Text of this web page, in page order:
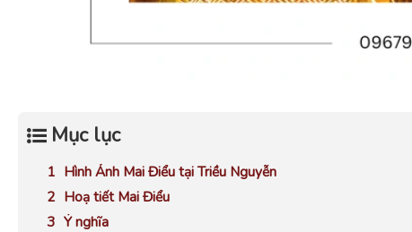
Mục lục
Hình Ảnh Mai Điểu tại Triều Nguyễn
Hoạ tiết Mai Điểu
Ý nghĩa